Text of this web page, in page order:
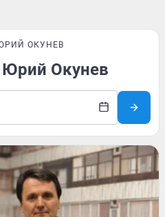
ОКУНЕВ
Юрий Окунев